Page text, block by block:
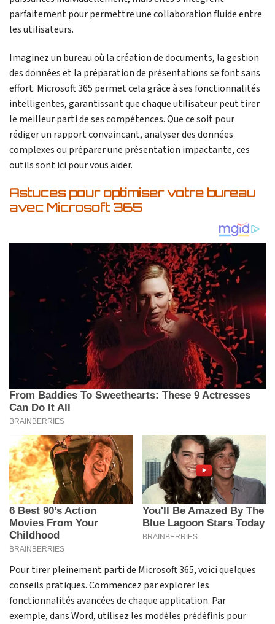
parfaitement pour permettre une collaboration fluide entre
les utilisateurs.
Imaginez un bureau où la création de documents, la gestion
des données et la préparation de présentations se font sans
effort. Microsoft 365 permet cela grâce à ses fonctionnalités
intelligentes, garantissant que chaque utilisateur peut tirer
le meilleur parti de ses compétences. Que ce soit pour
rédiger un rapport convaincant, analyser des données
complexes ou préparer une présentation impactante, ces
outils sont ici pour vous aider.
Astuces pour optimiser votre bureau
avec Microsoft 365
Pour tirer pleinement parti de Microsoft 365, voici quelques
conseils pratiques. Commencez par explorer les
fonctionnalités avancées de chaque application. Par
exemple, dans Word, utilisez les modèles prédéfinis pour